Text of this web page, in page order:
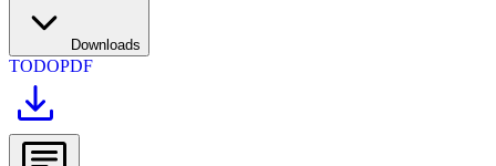
Downloads
TODOPDF